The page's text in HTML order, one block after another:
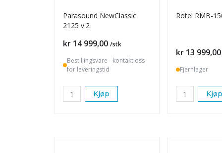
Parasound NewClassic
2125 v.2
Pris
kr 14 999,00 /stk
Bestillingsvare - kontakt oss
for leveringstid
Kjøp
Rotel RMB-
Pris
kr 13 999,00
Fjernlager
Kjøp